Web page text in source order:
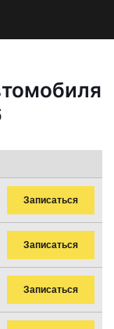
Записаться
Записаться
Записаться